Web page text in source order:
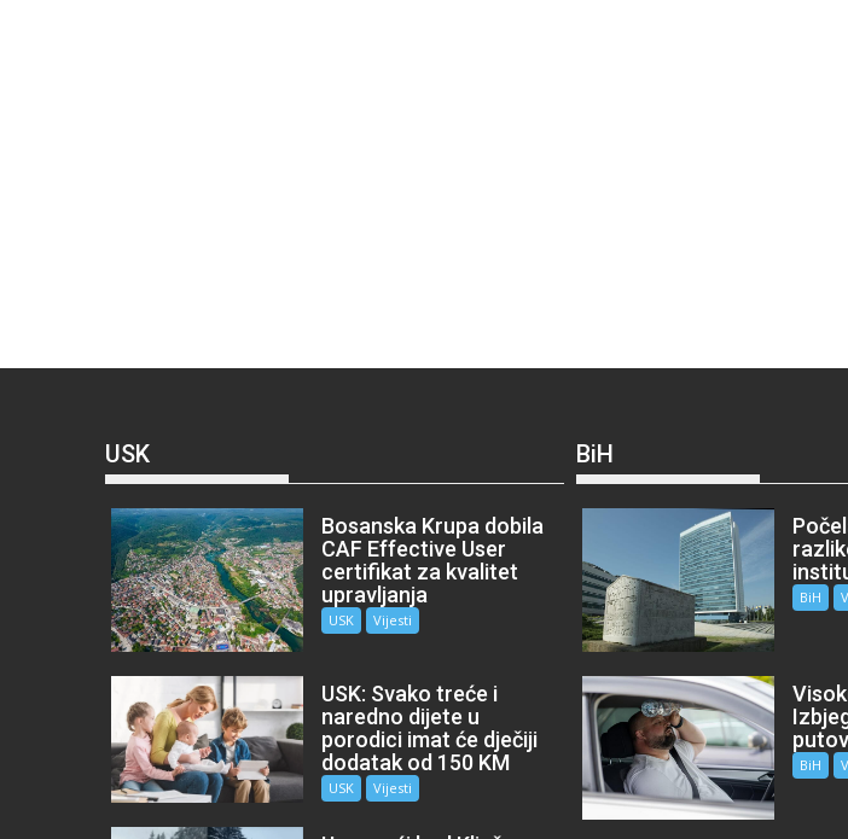
USK
Bosanska Krupa dobila
CAF Effective User
certifikat za kvalitet
upravljanja
USK Vijesti
USK: Svako treće i
naredno dijete u
porodici imat će dječiji
dodatak od 150 KM
USK Vijesti
BiH
BiH
BiH